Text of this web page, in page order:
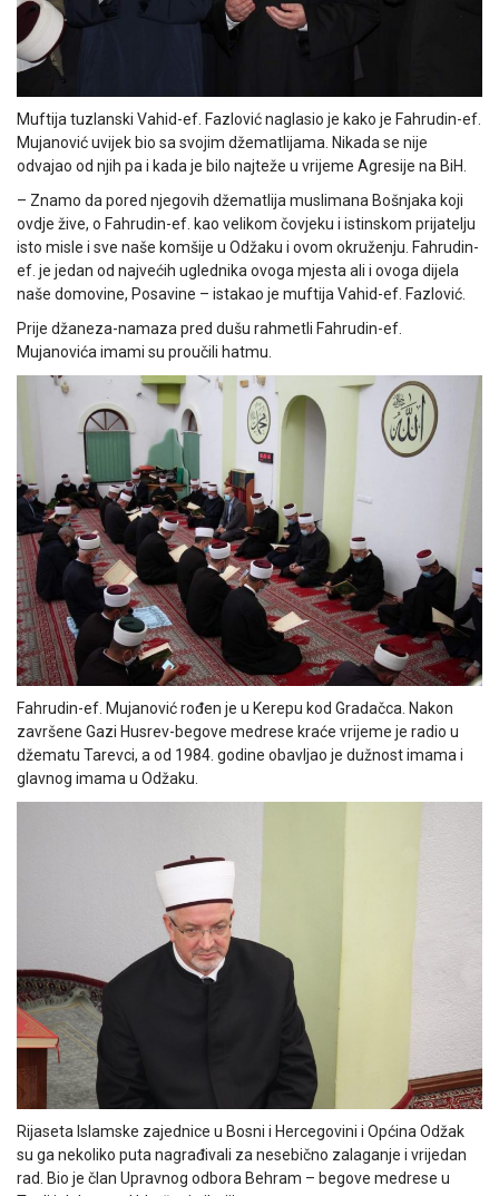
Muftija tuzlanski Vahid-ef. Fazlović naglasio je kako je Fahrudin-ef.
Mujanović uvijek bio sa svojim džematlijama. Nikada se nije
odvajao od njih pa i kada je bilo najteže u vrijeme Agresije na BiH.
– Znamo da pored njegovih džematlija muslimana Bošnjaka koji
ovdje žive, o Fahrudin-ef. kao velikom čovjeku i istinskom prijatelju
isto misle i sve naše komšije u Odžaku i ovom okruženju. Fahrudin-
ef. je jedan od najvećih uglednika ovoga mjesta ali i ovoga dijela
naše domovine, Posavine – istakao je muftija Vahid-ef. Fazlović.
Prije džaneza-namaza pred dušu rahmetli Fahrudin-ef.
Mujanovića imami su proučili hatmu.
Fahrudin-ef. Mujanović rođen je u Kerepu kod Gradačca. Nakon
završene Gazi Husrev-begove medrese kraće vrijeme je radio u
džematu Tarevci, a od 1984. godine obavljao je dužnost imama i
glavnog imama u Odžaku.
Rijaseta Islamske zajednice u Bosni i Hercegovini i Općina Odžak
su ga nekoliko puta nagrađivali za nesebično zalaganje i vrijedan
rad. Bio je član Upravnog odbora Behram – begove medrese u